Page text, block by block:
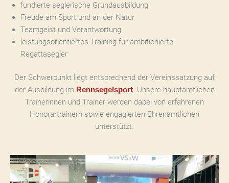
fundierte seglerische Grundausbildung
Freude am Sport und an der Natur
Teamgeist und Verantwortung
leistungsorientiertes Training für ambitionierte
Regattasegler
Der Schwerpunkt liegt entsprechend der Vereinssatzung auf
der Ausbildung im Rennsegelsport. Unsere hauptamtlichen
Trainerinnen und Trainer werden dabei von erfahrenen
Honorartrainern sowie engagierten Ehrenamtlichen
unterstützt.